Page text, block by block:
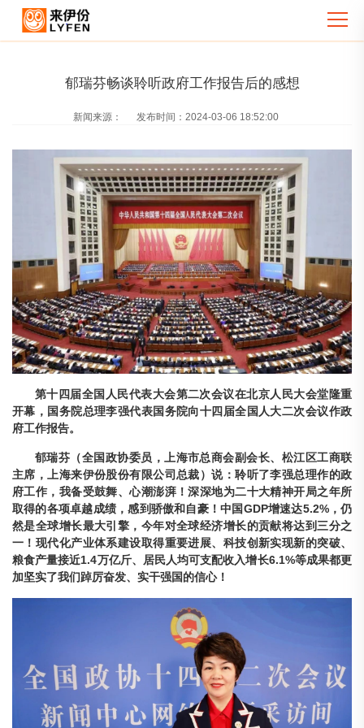
郁瑞芬畅谈聆听政府工作报告后的感想
新闻来源： 发布时间： 2024-03-06 18:52:00
第十四届全国人民代表大会第二次会议在北京人民大会堂隆重
开幕，国务院总理李强代表国务院向十四届全国人大二次会议作政
府工作报告。
郁瑞芬（全国政协委员，上海市总商会副会长、松江区工商联
主席，上海来伊份股份有限公司总裁）说：聆听了李强总理作的政
府工作，我备受鼓舞、心潮澎湃！深深地为二十大精神开局之年所
取得的各项卓越成绩，感到骄傲和自豪！中国GDP增速达5.2%，仍
然是全球增长最大引擎，今年对全球经济增长的贡献将达到三分之
一！现代化产业体系建设取得重要进展、科技创新实现新的突破、
粮食产量接近1.4万亿斤、居民人均可支配收入增长6.1%等成果都更
加坚实了我们踔厉奋发、实干强国的信心！